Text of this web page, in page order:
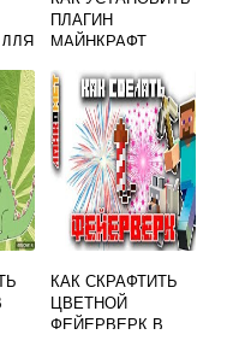
ПЛАГИН
МАЙНКРАФТ
КАК СКРАФТИТЬ
ЦВЕТНОЙ
ФЕЙЕРВЕРК В